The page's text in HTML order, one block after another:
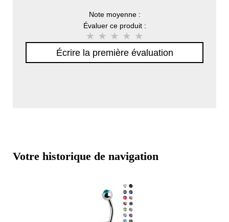
Note moyenne :
Évaluer ce produit :
Écrire la première évaluation
Votre historique de navigation